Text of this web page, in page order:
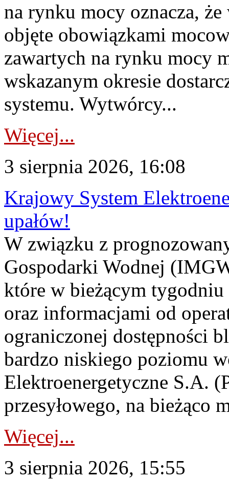
na rynku mocy oznacza,
objęte obowiązkami
zawartych na rynku mocy
wskazanym okresie
systemu. Wytwórcy...
Więcej...
3 sierpnia 2026, 16:08
Krajowy System
upałów!
W związku z
Gospodarki Wodnej
które w bieżącym tygodniu
oraz informacjami od
ograniczonej dostępności
bardzo niskiego poziomu
Elektroenergetyczne S.A.
przesyłowego, na bieżąco
Więcej...
3 sierpnia 2026, 15:55